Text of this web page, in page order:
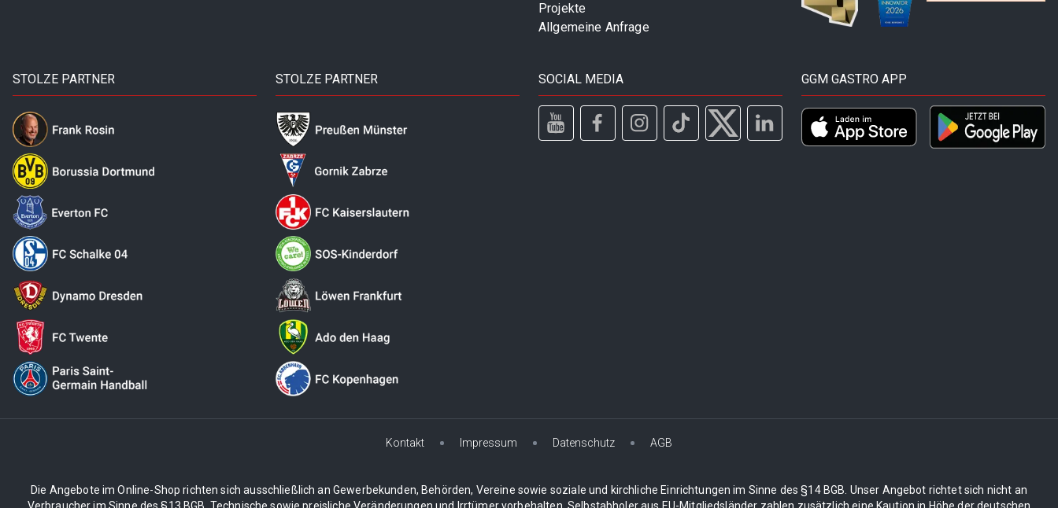
Projekte
Allgemeine Anfrage
STOLZE PARTNER STOLZE PARTNER SOCIAL MEDIA GGM GASTRO APP
Kontakt Impressum Datenschutz AGB
Die Angebote im Online-Shop richten sich ausschließlich an Gewerbekunden, Behörden, Vereine sowie soziale und kirchliche Einrichtungen im Sinne des §14 BGB. Unser Angebot richtet sich nicht an